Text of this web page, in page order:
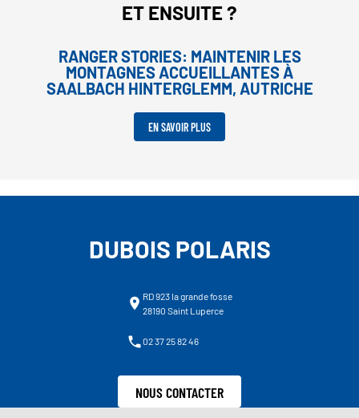
ET ENSUITE ?
RANGER STORIES: MAINTENIR LES
MONTAGNES ACCUEILLANTES À
SAALBACH HINTERGLEMM, AUTRICHE
EN SAVOIR PLUS
DUBOIS POLARIS
RD 923 la grande fosse
28190 Saint Luperce
02 37 25 82 46
NOUS CONTACTER